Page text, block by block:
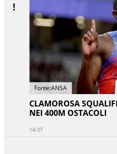
Fonte:ANSA
CLAMOROSA
NEI 400M OSTACOLI
14:37